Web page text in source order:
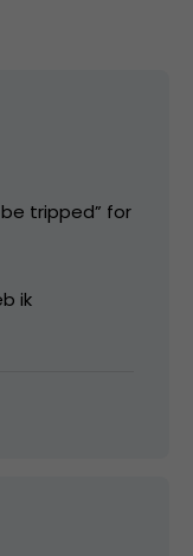
tripped” for
ik